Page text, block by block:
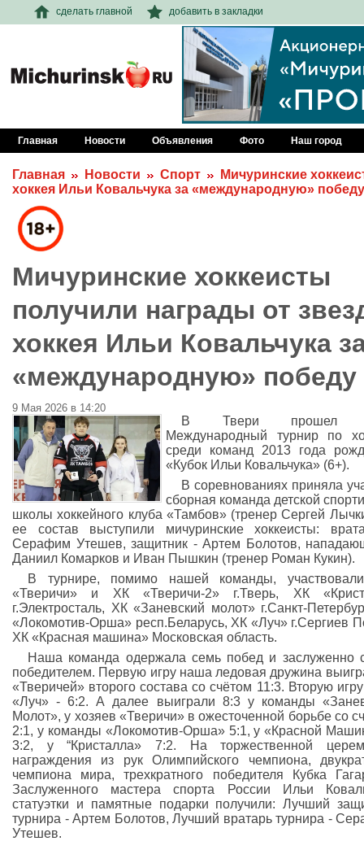
сделать главной добавить в закладки
Главная Новости Объявления Фото Наш город
Главная Новости Спорт
Мичуринские
хоккея Ильи Ковальчука за «международную» победу
Мичуринские хоккеисты
получили награды от
хоккея Ильи Ковальчука
«международную» победу
9 Мая 2026 в 14:20
В Твери прошел
Международный турнир по
среди команд 2013 года
«Кубок Ильи Ковальчука» (6+).
В соревнованиях приняла
сборная команда детской
школы хоккейного клуба «Тамбов» (тренер Сергей
ее состав выступили мичуринские хоккеисты:
Серафим Утешев, защитник - Артем Болотов,
Даниил Комарков и Иван Пышкин (тренер Роман Кукин).
В турнире, помимо нашей команды,
«Тверичи» и ХК «Тверичи-2» г.Тверь, ХК
г.Электросталь, ХК «Заневский молот» г.Санкт-
«Локомотив-Орша» респ.Беларусь, ХК «Луч» г.Сергиев
ХК «Красная машина» Московская область.
Наша команда одержала семь побед и заслуженно
победителем. Первую игру наша ледовая дружина
«Тверичей» второго состава со счётом 11:3. Вторую
«Луч» - 6:2. А далее выиграли 8:3 у команды
Молот», у хозяев «Тверичи» в ожесточенной борьбе со
2:1, у команды «Локомотив-Орша» 5:1, у «Красной
3:2, у “Кристалла» 7:2. На торжественной
награждения из рук Олимпийского чемпиона,
чемпиона мира, трехкратного победителя Кубка
Заслуженного мастера спорта России Ильи
статуэтки и памятные подарки получили: Лучший
турнира - Артем Болотов, Лучший вратарь турнира -
Утешев.